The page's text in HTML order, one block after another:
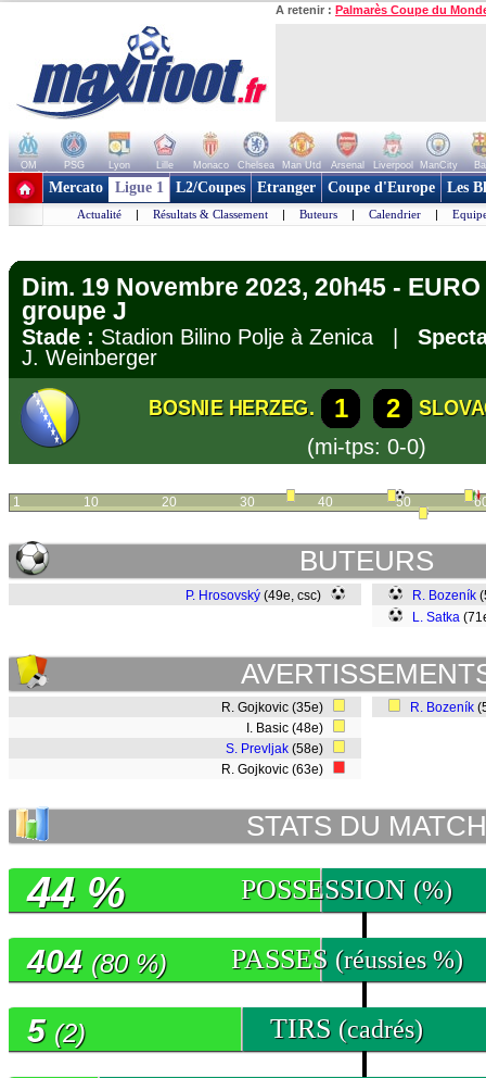
A retenir : Palmarès Coupe du
OM PSG Lyon Lille Monaco Chelsea Man Utd Arsenal Liverpool ManCity
+ de clubs
Mercato Ligue 1 L2/Coupes Etranger Coupe d'Europe Les
Actualité | Résultats & Classement | Buteurs | Calendrier |
Dim. 19 Novembre 2023, 20h45 -
groupe J
Stade : Stadion Bilino Polje à Zenica |
J. Weinberger
BOSNIE HERZEG. 1 2
(mi-tps: 0-0)
1 10 20 30 40 50
BUTEURS
P. Hrosovský (49e, csc) R. Bozeník
L. Satka
R. Gojkovic (35e)
I. Basic (48e)
S. Prevljak (58e)
R. Gojkovic (63e)
R. Bozeník
STATS DU MATCH
POSSESSION (%)
44 %
PASSES (réussies %)
404 (80 %)
TIRS (cadrés)
5 (2)